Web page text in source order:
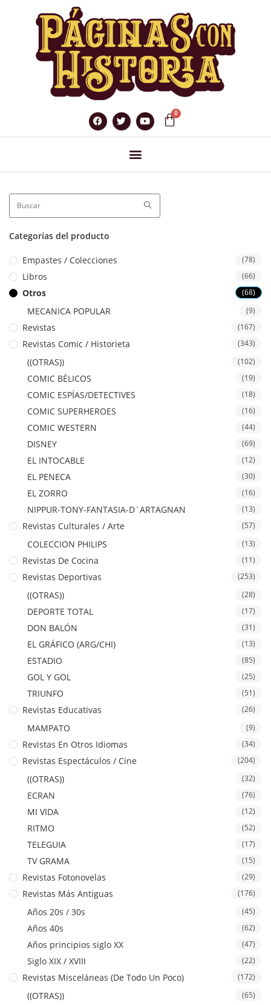
Categorías del producto
Empastes / Colecciones (78)
Libros (66)
Otros (68)
MECANICA POPULAR (9)
Revistas (167)
Revistas Comic / Historieta (343)
((OTRAS)) (102)
COMIC BÉLICOS (19)
COMIC ESPÍAS/DETECTIVES (18)
COMIC SUPERHEROES (16)
COMIC WESTERN (44)
DISNEY (69)
EL INTOCABLE (12)
EL PENECA (30)
EL ZORRO (16)
NIPPUR-TONY-FANTASIA-D´ARTAGNAN (13)
Revistas Culturales / Arte (57)
COLECCION PHILIPS (13)
Revistas De Cocina (11)
Revistas Deportivas (253)
((OTRAS)) (28)
DEPORTE TOTAL (17)
DON BALÓN (31)
EL GRÁFICO (ARG/CHI) (13)
ESTADIO (85)
GOL Y GOL (25)
TRIUNFO (51)
Revistas Educativas (26)
MAMPATO (9)
Revistas En Otros Idiomas (34)
Revistas Espectáculos / Cine (204)
((OTRAS)) (32)
ECRAN (76)
MI VIDA (12)
RITMO (52)
TELEGUIA (17)
TV GRAMA (15)
Revistas Fotonovelas (29)
Revistas Más Antiguas (176)
Años 20s / 30s (45)
Años 40s (62)
Años principios siglo XX (47)
Siglo XIX / XVIII (22)
Revistas Misceláneas (De Todo Un Poco) (172)
((OTRAS)) (65)